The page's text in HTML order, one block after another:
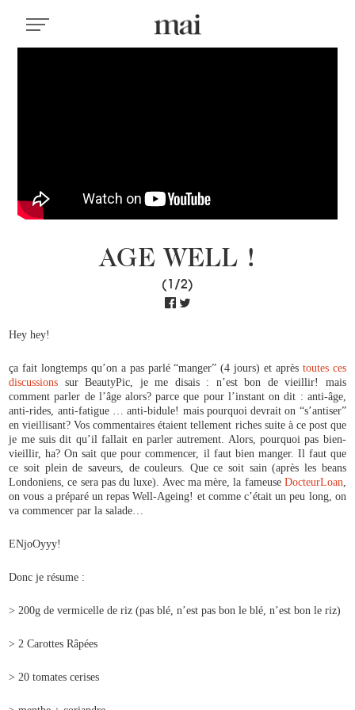
AGE WELL !
(1/2)
Hey hey!
ça fait longtemps qu’on a pas parlé “manger” (4 jours) et après toutes ces
discussions sur BeautyPic, je me disais : n’est bon de vieillir! mais
comment parler de l’âge alors? parce que pour l’instant on dit : anti-âge,
anti-rides, anti-fatigue … anti-bidule! mais pourquoi devrait on “s’antiser”
en vieillisant? Vos commentaires étaient tellement riches suite à ce post que
je me suis dit qu’il fallait en parler autrement. Alors, pourquoi pas bien-
vieillir, ha? On sait que pour commencer, il faut bien manger. Il faut que
ce soit plein de saveurs, de couleurs. Que ce soit sain (après les beans
Londoniens, ce sera pas du luxe). Avec ma mère, la fameuse DocteurLoan
on vous a préparé un repas Well-Ageing! et comme c’était un peu long, on
va commencer par la salade…
ENjoOyyy!
Donc je résume :
> 200g de vermicelle de riz (pas blé, n’est pas bon le blé, n’est bon le riz)
> 2 Carottes Râpées
> 20 tomates cerises